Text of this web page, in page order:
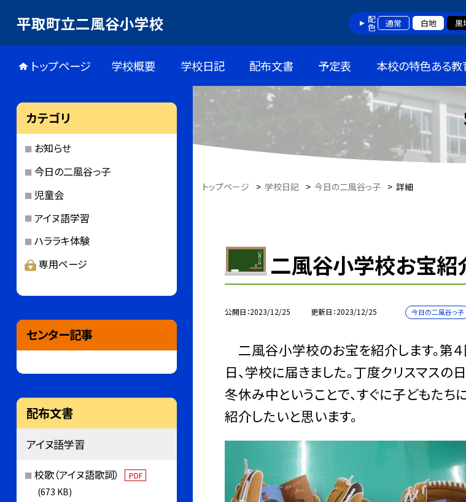
平取町立二風谷小学校 配色 通常 白地 黒
トップページ 学校概要 学校日記 配布文書 予定表 本校の特色ある
トップページ > 学校日記 > 今日の二風谷っ子 > 詳細
二風谷小学校お宝
公開日 2023/12/25 更新日 2023/12/25 今日の二風谷っ子
二風谷小学校のお宝を紹介します。第
日、学校に届きました。丁度クリスマスの
冬休み中ということで、すぐに子どもた
紹介したいと思います。
カテゴリ
お知らせ
今日の二風谷っ子
児童会
アイヌ語学習
ハララキ体験
専用ページ
センター記事
配布文書
アイヌ語学習
校歌（アイヌ語歌詞） PDF
(673 KB)